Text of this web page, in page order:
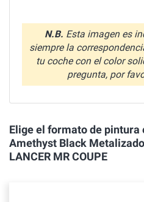
N.B. Esta imagen es
siempre la
tu coche con el color
pregunta, por
Elige el formato de pintura
Amethyst Black
LANCER MR COUPE